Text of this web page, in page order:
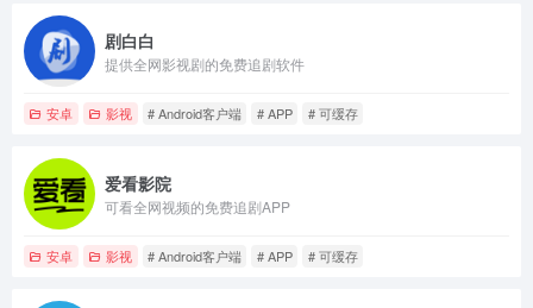
剧白白
提供全网影视剧的免费追剧软件
安卓 影视 # Android客户端 # APP # 可缓存
爱看影院
可看全网视频的免费追剧APP
安卓 影视 # Android客户端 # APP # 可缓存